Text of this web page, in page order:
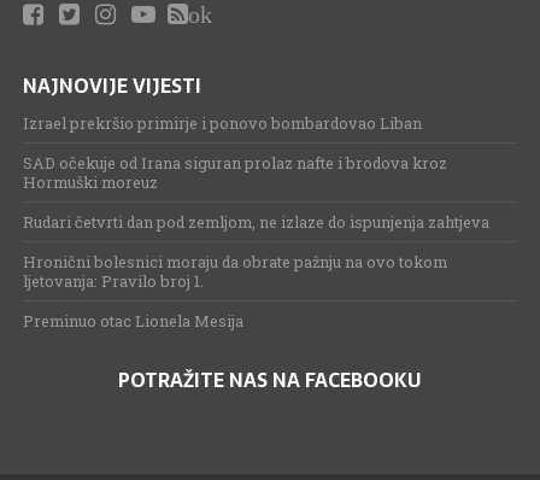
ok
NAJNOVIJE VIJESTI
Izrael prekršio primirje i ponovo bombardovao Liban
SAD očekuje od Irana siguran prolaz nafte i brodova kroz
Hormuški moreuz
Rudari četvrti dan pod zemljom, ne izlaze do ispunjenja zahtjeva
Hronični bolesnici moraju da obrate pažnju na ovo tokom
ljetovanja: Pravilo broj 1.
Preminuo otac Lionela Mesija
POTRAŽITE NAS NA FACEBOOKU